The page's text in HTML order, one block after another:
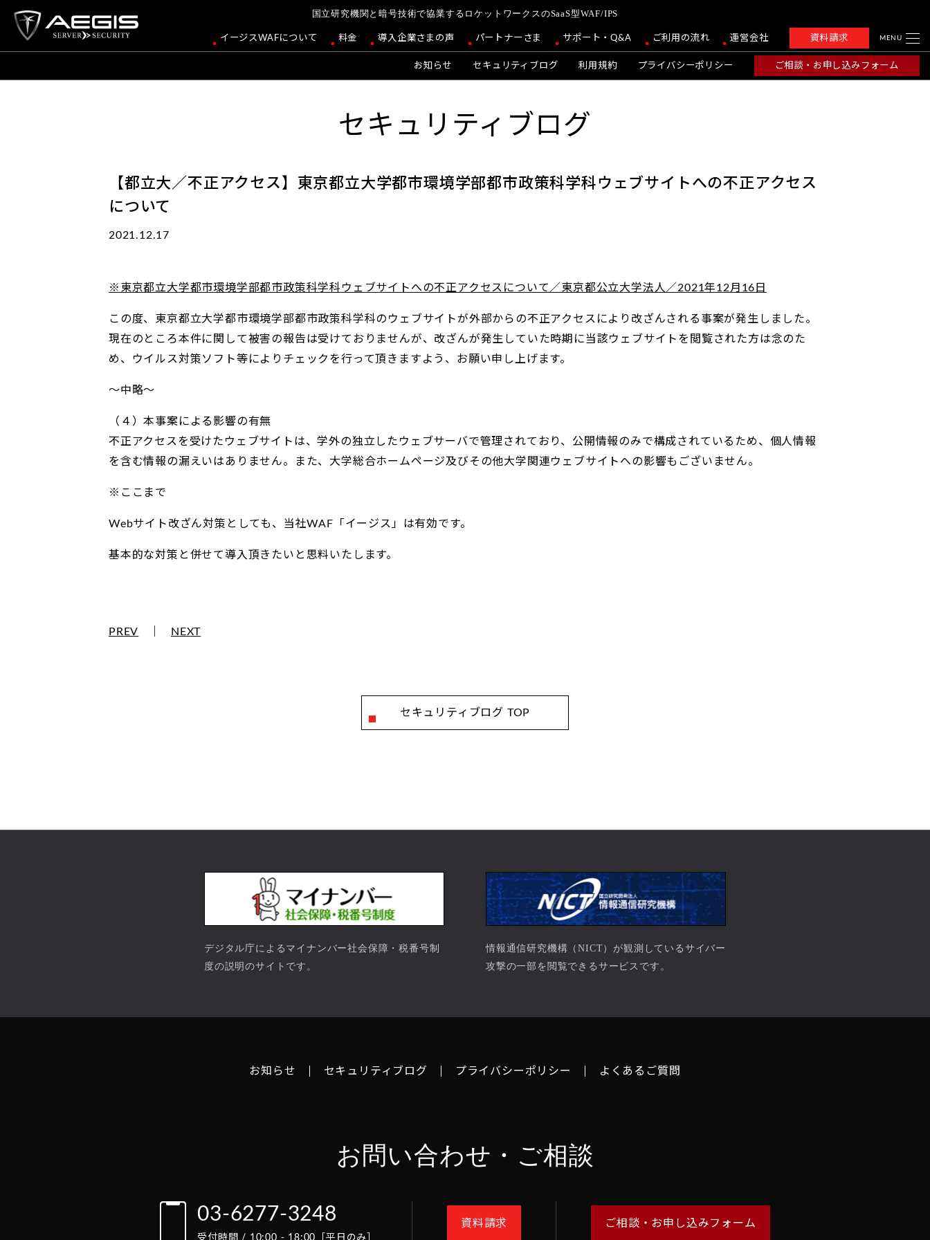
国立研究機関と暗号技術で協業するロケットワークスのSaaS型WAF/IPS
イージスWAFについて 料金 導入企業さまの声 パートナーさま サポート・Q&A ご利用の流れ 運営会社 資料請求 MENU
お知らせ セキュリティブログ 利用規約 プライバシーポリシー ご相談・お申し込みフォーム
セキュリティブログ
【都立大／不正アクセス】東京都立大学都市環境学部都市政策科学科ウェブサイトへの不正アクセス
について
2021.12.17
※東京都立大学都市環境学部都市政策科学科ウェブサイトへの不正アクセスについて／東京都公立大学法人／2021年12月16日
この度、東京都立大学都市環境学部都市政策科学科のウェブサイトが外部からの不正アクセスにより改ざんされる事案が発生しました。
現在のところ本件に関して被害の報告は受けておりませんが、改ざんが発生していた時期に当該ウェブサイトを閲覧された方は念のた
め、ウイルス対策ソフト等によりチェックを行って頂きますよう、お願い申し上げます。
～中略～
（４）本事案による影響の有無
不正アクセスを受けたウェブサイトは、学外の独立したウェブサーバで管理されており、公開情報のみで構成されているため、個人情報
を含む情報の漏えいはありません。また、大学総合ホームページ及びその他大学関連ウェブサイトへの影響もございません。
※ここまで
Webサイト改ざん対策としても、当社WAF「イージス」は有効です。
基本的な対策と併せて導入頂きたいと思料いたします。
PREV NEXT
セキュリティブログ TOP
デジタル庁によるマイナンバー社会保障・税番号制
度の説明のサイトです。
情報通信研究機構（NICT）が観測しているサイバー
攻撃の一部を閲覧できるサービスです。
お知らせ セキュリティブログ プライバシーポリシー よくあるご質問
お問い合わせ・ご相談
03-6277-3248
受付時間 / 10:00 - 18:00［平日のみ］
資料請求 ご相談・お申し込みフォーム